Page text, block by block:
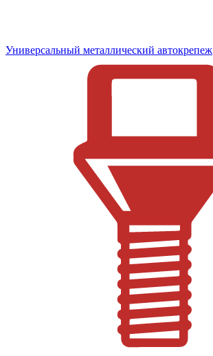
Универсальный металлический автокрепеж